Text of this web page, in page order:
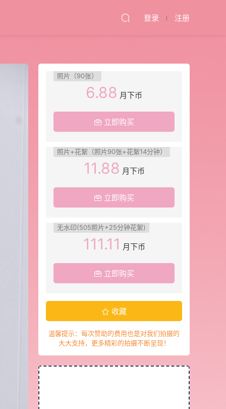
登录 注册
照片（90张）
6.88 月下币
立即购买
照片+花絮（照片90张+花絮14分钟）
11.88 月下币
立即购买
无水印(505照片+25分钟花絮)
111.11 月下币
立即购买
收藏
温馨提示：每次赞助的费用也是对我们拍摄的
大大支持，更多精彩的拍摄不断呈现！